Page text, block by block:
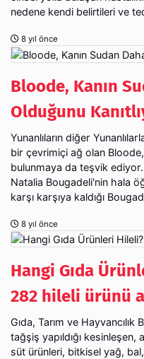
nedene kendi belirtileri ve
8 yıl önce
Bloode, Kanın
Olduğunu
Yunanlıların diğer
bir çevrimiçi ağ olan Bloode,
bulunmaya da teşvik
Natalia Bougadeli'nin hala
karşı karşıya kaldığı
8 yıl önce
Hangi Gıda
282 hileli ürünü
Gıda, Tarım ve Hayvancılık
tağşiş yapıldığı
süt ürünleri, bitkisel yağ,